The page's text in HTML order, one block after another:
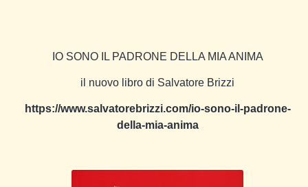
IO SONO IL PADRONE DELLA MIA ANIMA
il nuovo libro di Salvatore Brizzi
https://www.salvatorebrizzi.com/io-sono-il-padrone-
della-mia-anima